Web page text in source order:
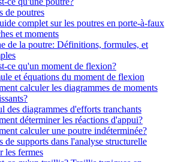
de poutres
complet sur les poutres en porte-à-faux
et moments
de la poutre: Définitions, formules, et
ce qu'un moment de flexion?
et équations du moment de flexion
calculer les diagrammes de moments
des diagrammes d'efforts tranchants
déterminer les réactions d'appui?
calculer une poutre indéterminée?
de supports dans l'analyse structurelle
les fermes